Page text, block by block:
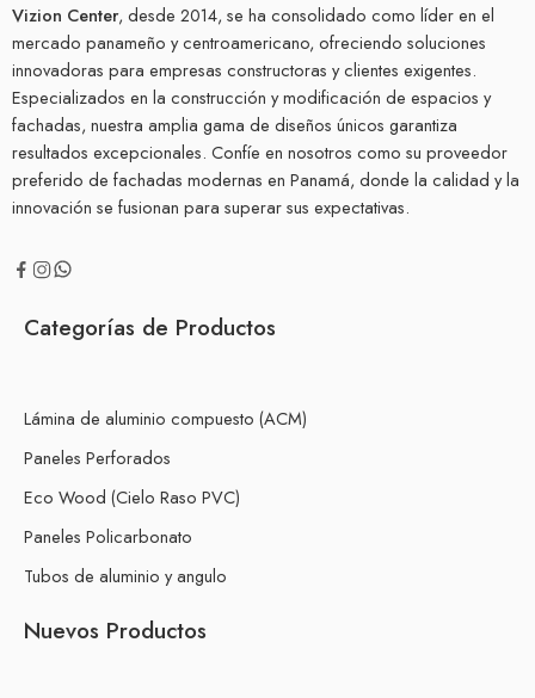
Vizion Center, desde 2014, se ha consolidado como líder en el
mercado panameño y centroamericano, ofreciendo soluciones
innovadoras para empresas constructoras y clientes exigentes.
Especializados en la construcción y modificación de espacios y
fachadas, nuestra amplia gama de diseños únicos garantiza
resultados excepcionales. Confíe en nosotros como su proveedor
preferido de fachadas modernas en Panamá, donde la calidad y la
innovación se fusionan para superar sus expectativas.
Categorías de Productos
Lámina de aluminio compuesto (ACM)
Paneles Perforados
Eco Wood (Cielo Raso PVC)
Paneles Policarbonato
Tubos de aluminio y angulo
Nuevos Productos